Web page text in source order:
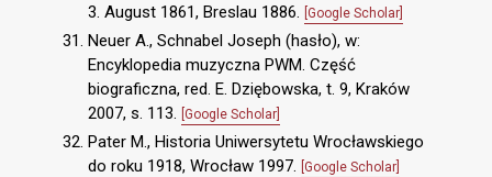
3. August 1861, Breslau 1886. [Google Scholar]
Neuer A., Schnabel Joseph (hasło), w:
Encyklopedia muzyczna PWM. Część
biograficzna, red. E. Dziębowska, t. 9, Kraków
2007, s. 113. [Google Scholar]
Pater M., Historia Uniwersytetu Wrocławskiego
do roku 1918, Wrocław 1997. [Google Scholar]